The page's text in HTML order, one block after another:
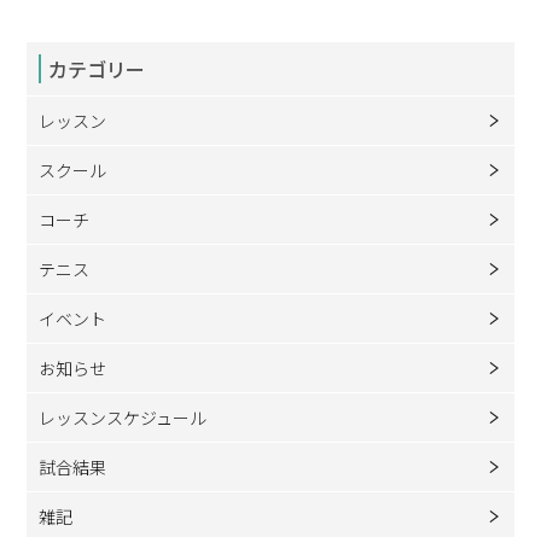
カテゴリー
レッスン
スクール
コーチ
テニス
イベント
お知らせ
レッスンスケジュール
試合結果
雑記